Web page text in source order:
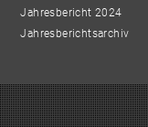
Jahresbericht 2024
Jahresberichtsarchiv